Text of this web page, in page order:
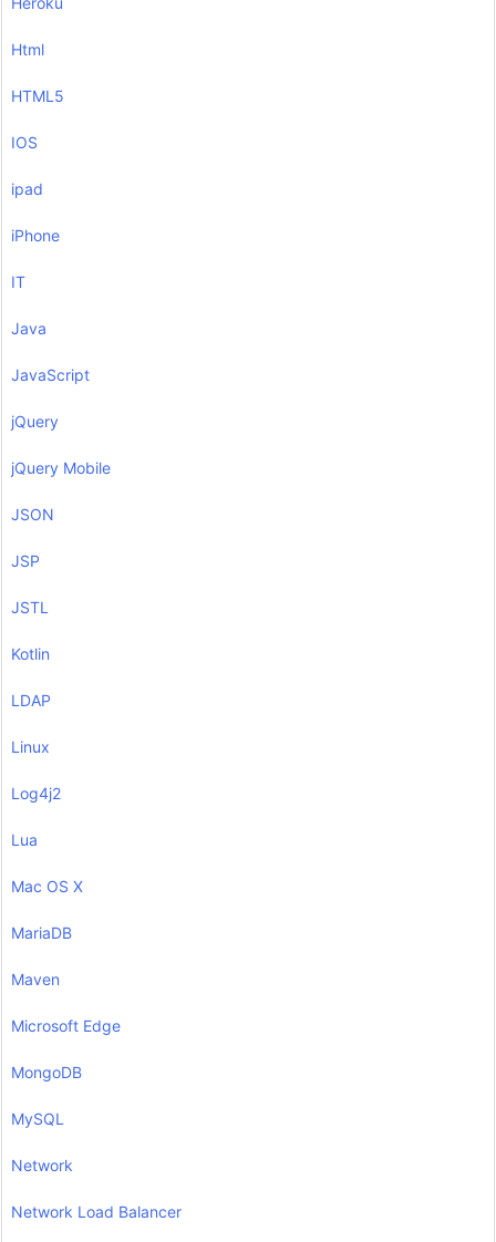
Html
HTML5
IOS
ipad
iPhone
IT
Java
JavaScript
jQuery
jQuery Mobile
JSON
JSP
JSTL
Kotlin
LDAP
Linux
Log4j2
Lua
Mac OS X
MariaDB
Maven
Microsoft Edge
MongoDB
MySQL
Network
Network Load Balancer